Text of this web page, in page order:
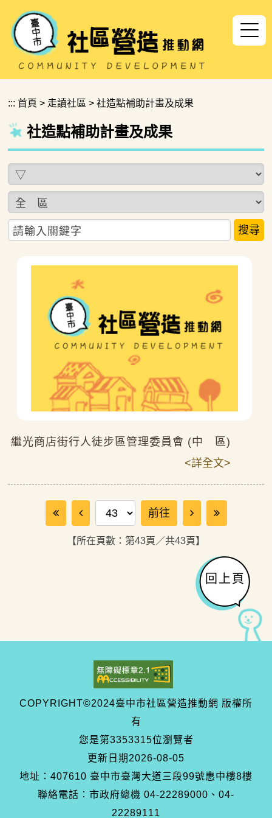
::: 首頁 > 走讀社區 > 社造點補助計畫及成果
社造點補助計畫及成果
繼光商店街行人徒步區管理委員會 (中 區)
<詳全文>
前往頁數 前往
【所在頁數：第43頁／共43頁】
回上頁
COPYRIGHT©2024臺中市社區營造推動網 版權所
有
您是第3353315位瀏覽者
更新日期 2026-08-05
地址：407610 臺中市臺灣大道三段99號惠中樓8樓
聯絡電話︰市政府總機 04-22289000、04-
22289111